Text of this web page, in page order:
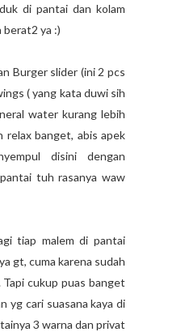
di pantai dan kolam
berat2 ya :)
Burger slider (ini 2 pcs
( yang kata duwi sih
water kurang lebih
relax banget, abis apek
disini dengan
tuh rasanya waw
tiap malem di pantai
gt, cuma karena sudah
Tapi cukup puas banget
yg cari suasana kaya di
3 warna dan privat